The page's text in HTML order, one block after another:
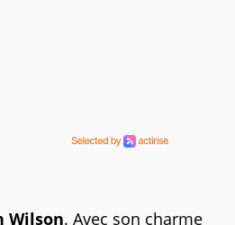
Wilson. Avec son charme